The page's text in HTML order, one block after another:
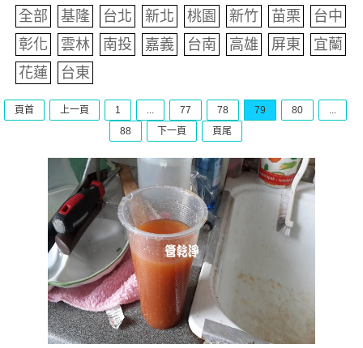
全部 基隆 台北 新北 桃園 新竹 苗栗
台中
彰化
雲林 南投 嘉義 台南 高雄 屏東
宜蘭
花蓮
台東
頁首 上一頁 1 ... 77 78 79 80
...
88
下一頁 頁尾